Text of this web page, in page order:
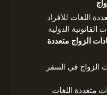
اللغات للأفراد
القانونية الدولية
الزواج متعددة
الزواج في السفر
متعددة اللغات